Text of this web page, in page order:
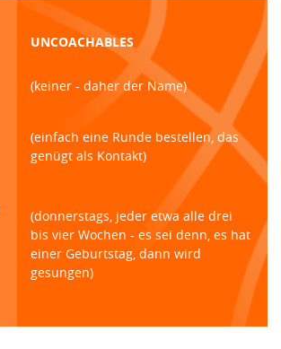
UNCOACHABLES
(keiner - daher der Name)
(einfach eine Runde bestellen, das
genügt als Kontakt)
(donnerstags, jeder etwa alle drei
bis vier Wochen - es sei denn, es hat
einer Geburtstag, dann wird
gesungen)